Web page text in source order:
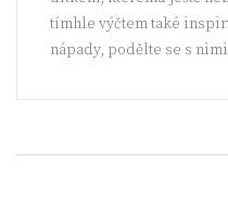
tímhle výčtem také
nápady, podělte se s